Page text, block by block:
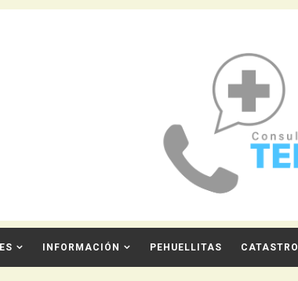
INFORMACIÓN PEHUELLITAS CATASTRO